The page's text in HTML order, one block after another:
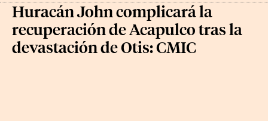
Huracán John complicará la
recuperación de Acapulco tras la
devastación de Otis: CMIC